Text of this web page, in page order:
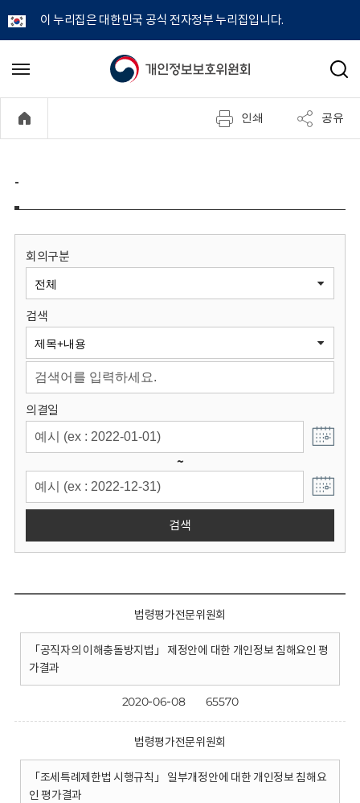
이 누리집은 대한민국 공식 전자정부 누리집입니다.
개
정
보
원
회
메
기
검
인쇄 공유
-
회의구분
검색
의결일
~
검색
법령평가전문위원회
「공직자의 이해충돌방지법」 제정안에 대한 개인정보 침해요인 평
가결과
2020-06-08 65570
법령평가전문위원회
「조세특례제한법 시행규칙」 일부개정안에 대한 개인정보 침해요
인 평가결과